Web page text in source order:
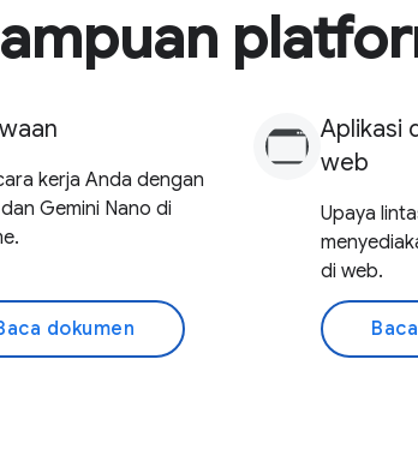
kerja Anda dengan
Gemini Nano di
dokumen
Aplikasi
web
Upaya
di web.